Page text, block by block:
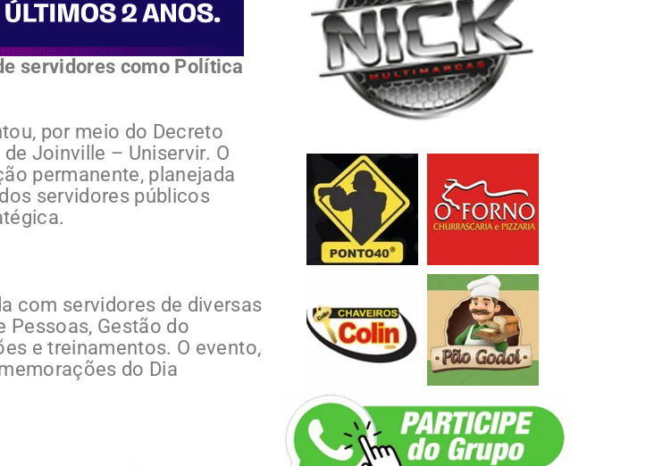
servidores como Política
por meio do Decreto
Joinville – Uniservir. O
permanente, planejada
servidores públicos
com servidores de diversas
Pessoas, Gestão do
e treinamentos. O evento,
do Dia